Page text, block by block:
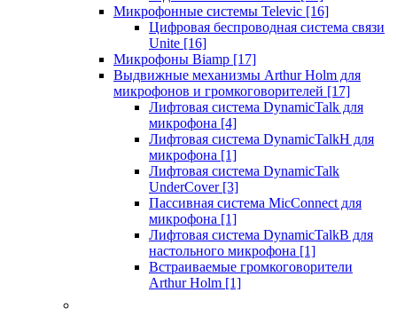
Микрофонные системы Televic [16]
Цифровая беспроводная система связи
Unite [16]
Микрофоны Biamp [17]
Выдвижные механизмы Arthur Holm для
микрофонов и громкоговорителей [17]
Лифтовая система DynamicTalk для
микрофона [4]
Лифтовая система DynamicTalkH для
микрофона [1]
Лифтовая система DynamicTalk
UnderCover [3]
Пассивная система MicConnect для
микрофона [1]
Лифтовая система DynamicTalkB для
настольного микрофона [1]
Встраиваемые громкоговорители
Arthur Holm [1]